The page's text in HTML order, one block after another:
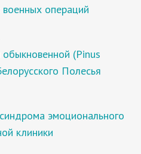
операций
(Pinus
Полесья
эмоционального
клиники